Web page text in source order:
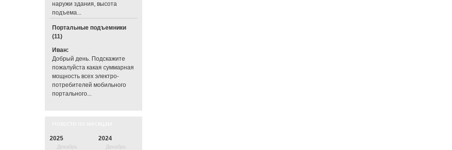
наружи здания, высота
подъема...
Портальные подъемники
(11)
Иван:
Добрый день. Подскажите
пожалуйста какая суммарная
мощность всех электро-
потребителей мобильного
портального...
2025
Декабрь
2024
Декабрь